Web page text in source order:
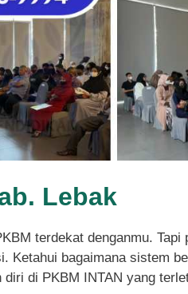
Lebak
terdekat denganmu.
Ketahui bagaimana sistem
di PKBM INTAN yang